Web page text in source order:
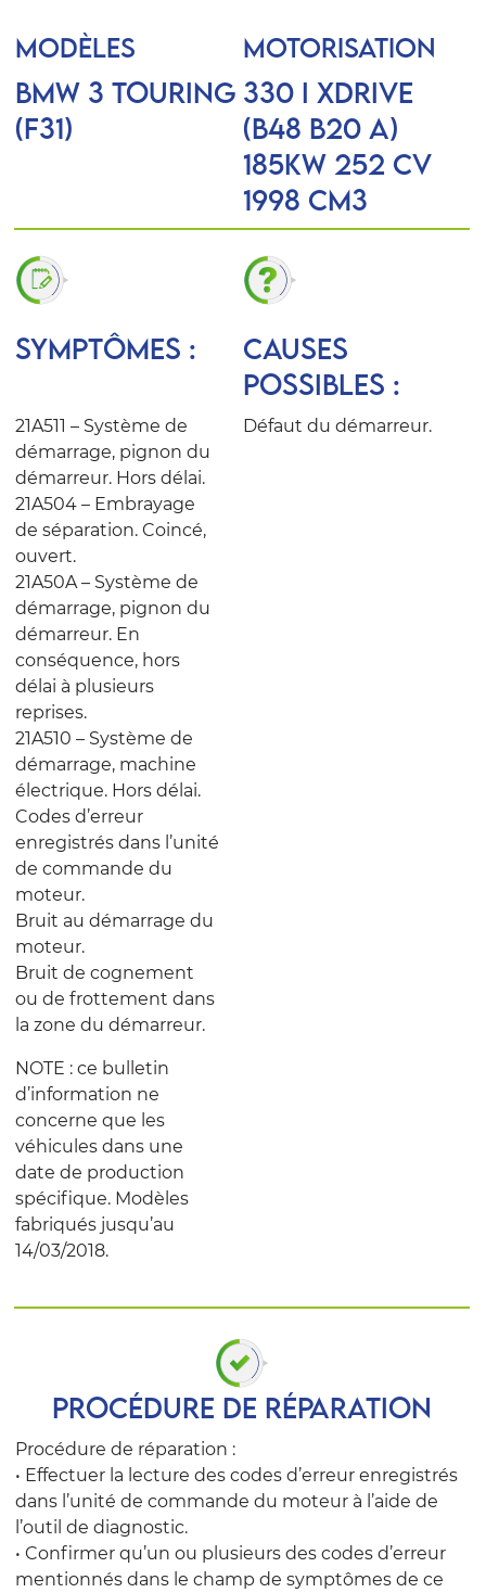
MODÈLES MOTORISATION
BMW 3 Touring
(F31)
330 i xDrive
(B48 B20 A)
185KW 252 CV
1998 Cm3
SYMPTÔMES :
CAUSES
POSSIBLES :
21A511 – Système de
démarrage, pignon du
démarreur. Hors délai.
21A504 – Embrayage
de séparation. Coincé,
ouvert.
21A50A – Système de
démarrage, pignon du
démarreur. En
conséquence, hors
délai à plusieurs
reprises.
21A510 – Système de
démarrage, machine
électrique. Hors délai.
Codes d’erreur
enregistrés dans l’unité
de commande du
moteur.
Bruit au démarrage du
moteur.
Bruit de cognement
ou de frottement dans
la zone du démarreur.
NOTE : ce bulletin
d’information ne
concerne que les
véhicules dans une
date de production
spécifique. Modèles
fabriqués jusqu’au
14/03/2018.
Défaut du démarreur.
PROCÉDURE DE RÉPARATION
Procédure de réparation :
• Effectuer la lecture des codes d’erreur enregistrés
dans l’unité de commande du moteur à l’aide de
l’outil de diagnostic.
• Confirmer qu’un ou plusieurs des codes d’erreur
mentionnés dans le champ de symptômes de ce